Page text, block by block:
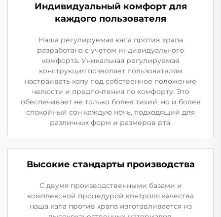
Индивидуальный комфорт для
каждого пользователя
Наша регулируемая капа против храпа
разработана с учетом индивидуального
комфорта. Уникальная регулируемая
конструкция позволяет пользователям
настраивать капу под собственное положение
челюсти и предпочтения по комфорту. Это
обеспечивает не только более тихий, но и более
спокойный сон каждую ночь, подходящий для
различных форм и размеров рта.
Высокие стандарты производства
С двумя производственными базами и
комплексной процедурой контроля качества
наша капа против храпа изготавливается из